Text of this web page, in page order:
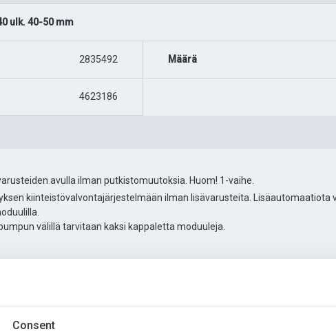
Consent
ulk. 40-50 mm
2835492 Määrä
4623186
avulla ilman putkistomuutoksia. Huom! 1-vaihe.
kiinteistövalvontajärjestelmään ilman lisävarusteita.
välillä tarvitaan kaksi kappaletta moduuleja.